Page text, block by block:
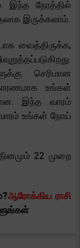
இந்த நேரத்தில்
இருக்கலாம்.
வைத்திருக்க,
செரிமான
உங்கள்
இந்த வாரம்
உங்கள் நோய்
22 முறை
ஆரோக்கிய ராசி